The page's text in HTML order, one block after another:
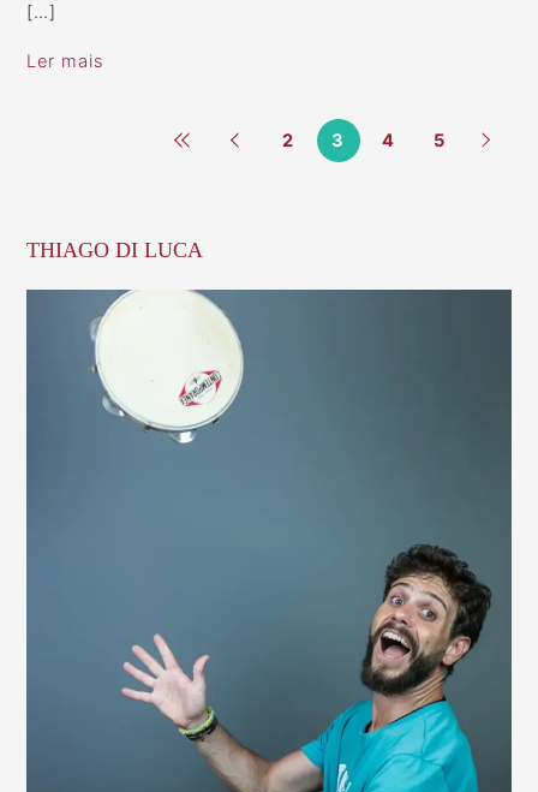
[…]
Ler mais
2 3 4 5
THIAGO DI LUCA